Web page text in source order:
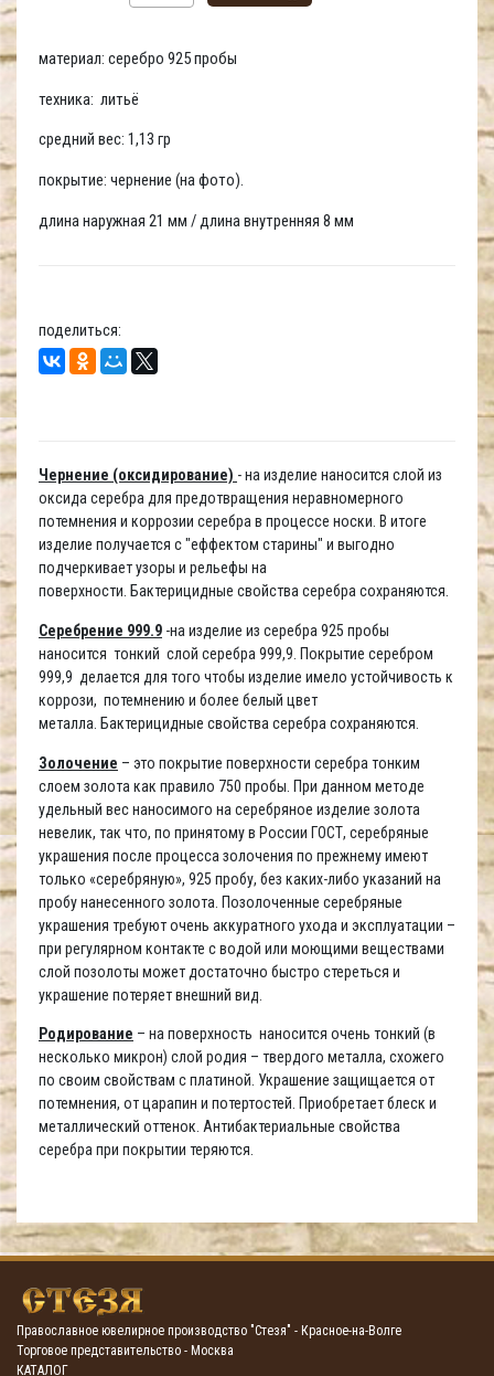
материал: серебро 925 пробы
техника: литьё
средний вес: 1,13 гр
покрытие: чернение (на фото).
длина наружная 21 мм / длина внутренняя 8 мм
поделиться:
Чернение (оксидирование) - на изделие наносится слой из
оксида серебра для предотвращения неравномерного
потемнения и коррозии серебра в процессе носки. В итоге
изделие получается с "еффектом старины" и выгодно
подчеркивает узоры и рельефы на
поверхности. Бактерицидные свойства серебра сохраняются.
Серебрение 999.9 -на изделие из серебра 925 пробы
наносится тонкий слой серебра 999,9. Покрытие серебром
999,9 делается для того чтобы изделие имело устойчивость к
коррози, потемнению и более белый цвет
металла. Бактерицидные свойства серебра сохраняются.
Золочение – это покрытие поверхности серебра тонким
слоем золота как правило 750 пробы. При данном методе
удельный вес наносимого на серебряное изделие золота
невелик, так что, по принятому в России ГОСТ, серебряные
украшения после процесса золочения по прежнему имеют
только «серебряную», 925 пробу, без каких-либо указаний на
пробу нанесенного золота. Позолоченные серебряные
украшения требуют очень аккуратного ухода и эксплуатации –
при регулярном контакте с водой или моющими веществами
слой позолоты может достаточно быстро стереться и
украшение потеряет внешний вид.
Родирование – на поверхность наносится очень тонкий (в
несколько микрон) слой родия – твердого металла, схожего
по своим свойствам с платиной. Украшение защищается от
потемнения, от царапин и потертостей. Приобретает блеск и
металлический оттенок. Антибактериальные свойства
серебра при покрытии теряются.
Православное ювелирное производство "Стезя" - Красное-на-Волге
Торговое представительство - Москва
КАТАЛОГ